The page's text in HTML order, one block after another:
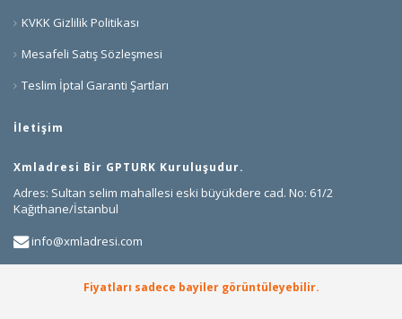
KVKK Gizlilik Politikası
Mesafeli Satış Sözleşmesi
Teslim İptal Garanti Şartları
İletişim
Xmladresi Bir GPTURK Kuruluşudur.
Adres: Sultan selim mahallesi eski büyükdere cad. No: 61/2
Kağıthane/İstanbul
info@xmladresi.com
Fiyatları sadece bayiler görüntüleyebilir.